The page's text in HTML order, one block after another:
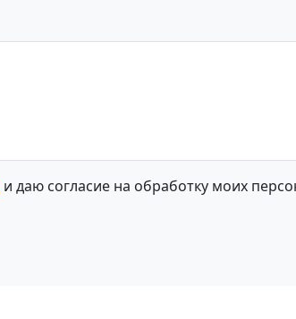
и даю согласие на обработку моих